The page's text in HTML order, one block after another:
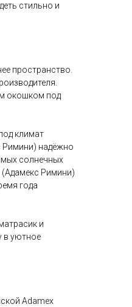
стильно и
пространство.
окошком под
климат
Римини) надёжно
солнечных
(Адамекс Римини)
года
и
в уютное
Adamex